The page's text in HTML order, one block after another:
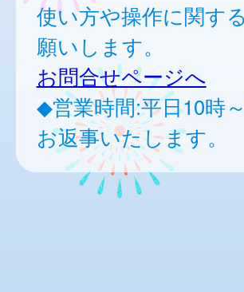
使い方や操作に関す
願いします。
お問合せページへ
◆営業時間:平日10時
お返事いたします。